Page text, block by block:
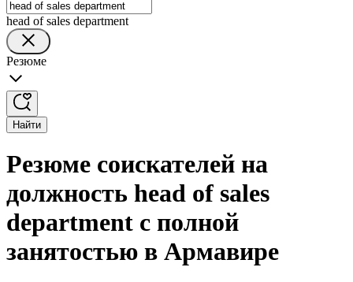
head of sales department
Резюме
Найти
Резюме соискателей на
должность head of sales
department с полной
занятостью в Армавире